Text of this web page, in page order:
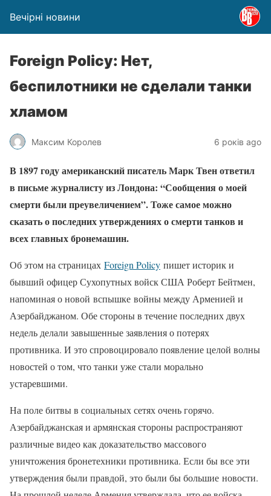
Вечірні новини
Foreign Policy: Нет,
беспилотники не сделали танки
хламом
Максим Королев 6 років ago
В 1897 году американский писатель Марк Твен ответил
в письме журналисту из Лондона: “Сообщения о моей
смерти были преувеличением”. Тоже самое можно
сказать о последних утверждениях о смерти танков и
всех главных бронемашин.
Об этом на страницах Foreign Policy пишет историк и
бывший офицер Сухопутных войск США Роберт Бейтмен,
напоминая о новой вспышке войны между Арменией и
Азербайджаном. Обе стороны в течение последних двух
недель делали завышенные заявления о потерях
противника. И это спровоцировало появление целой волны
новостей о том, что танки уже стали морально
устаревшими.
На поле битвы в социальных сетях очень горячо.
Азербайджанская и армянская стороны распространяют
различные видео как доказательство массового
уничтожения бронетехники противника. Если бы все эти
утверждения были правдой, это были бы большие новости.